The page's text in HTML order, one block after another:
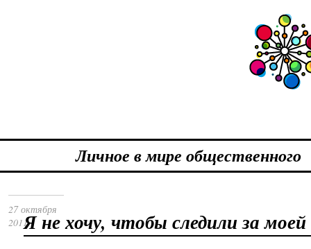
Личное в мире общественного
27 октября
2011Я не хочу, чтобы следили за